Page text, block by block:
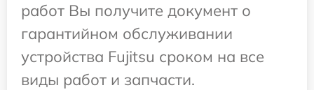
работ Вы получите документ о
гарантийном обслуживании
устройства Fujitsu сроком на все
виды работ и запчасти.